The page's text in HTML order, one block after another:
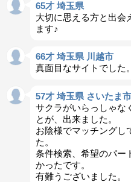
65才 埼玉県
大切に思える方と出会
ます♪
66才 埼玉県 川越市
真面目なサイトでした。
57才 埼玉県 さいたま市
サクラがいらっしゃな
とが、出来ました。
お陰様でマッチングし
た。
条件検索、希望のパー
かったです。
有難うございました。